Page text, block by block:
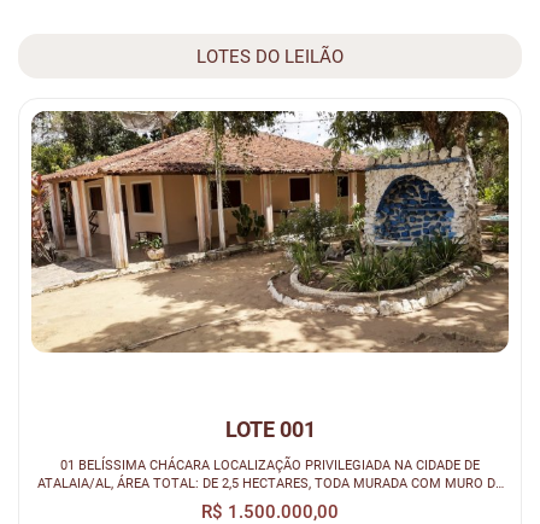
LOTES DO LEILÃO
LOTE 001
01 BELÍSSIMA CHÁCARA LOCALIZAÇÃO PRIVILEGIADA NA CIDADE DE
ATALAIA/AL, ÁREA TOTAL: DE 2,5 HECTARES, TODA MURADA COM MURO DE
03 METROS DE ALTURA
R$ 1.500.000,00